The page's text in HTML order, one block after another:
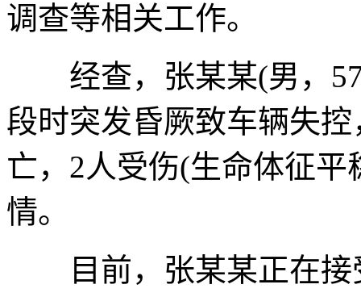
调查等相关工作。
经查，张某某(男，57
段时突发昏厥致车辆失
亡，2人受伤(生命体征
情。
目前，张某某正在接